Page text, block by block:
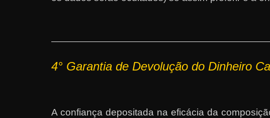
4° Garantia de Devolução do Dinheiro
A confiança depositada na eficácia da